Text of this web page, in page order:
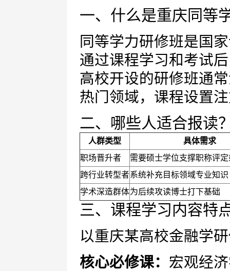
一、什么是重庆同等
同等学力研修班是国
通过课程学习和考试
高校开设的研修班通
热门领域，课程设置
二、哪些人适合报读
人群类型
具体需求
职场晋升者
需要硕士学位支撑职称评
跨行业转型者系统补充目标领域专业知识
学术深造群体为后续攻读博士打下基础
三、课程学习内容特
以重庆某高校金融学
核心必修课： 宏观经